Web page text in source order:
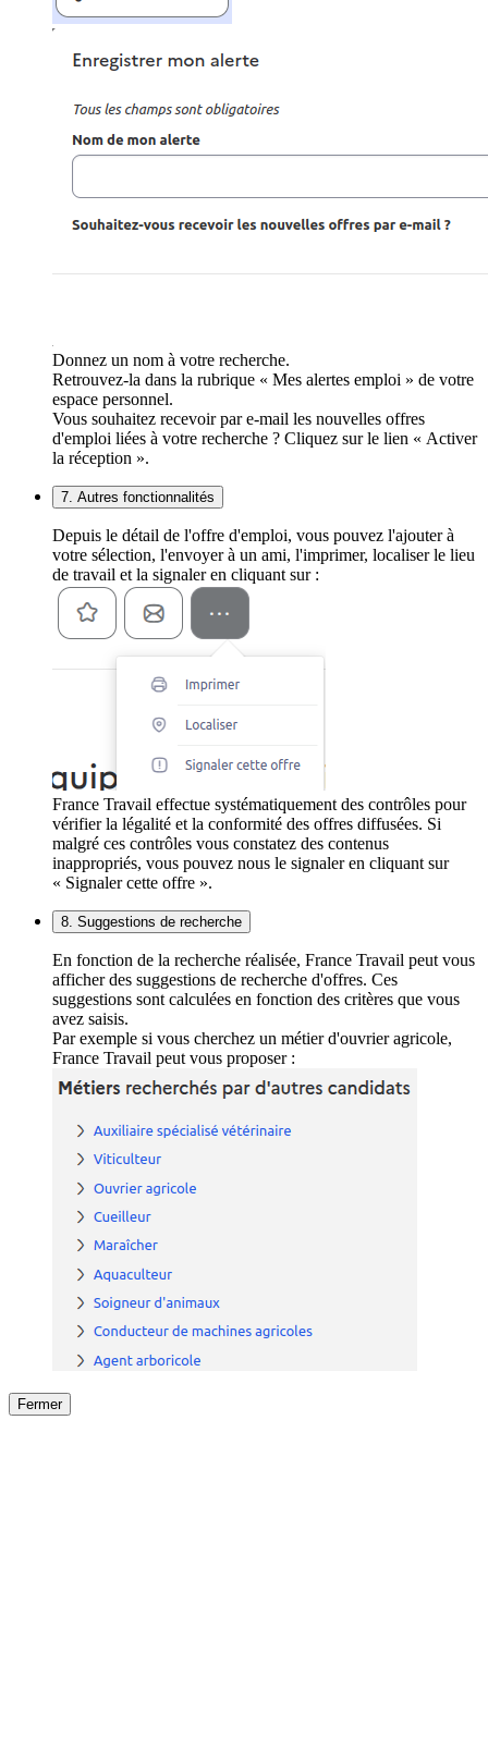
Donnez un nom à votre recherche.
Retrouvez-la dans la rubrique « Mes alertes emploi » de votre
espace personnel.
Vous souhaitez recevoir par e-mail les nouvelles offres
d'emploi liées à votre recherche ? Cliquez sur le lien « Activer
la réception ».
7. Autres fonctionnalités
Depuis le détail de l'offre d'emploi, vous pouvez l'ajouter à
votre sélection, l'envoyer à un ami, l'imprimer, localiser le lieu
de travail et la signaler en cliquant sur :
France Travail effectue systématiquement des contrôles pour
vérifier la légalité et la conformité des offres diffusées. Si
malgré ces contrôles vous constatez des contenus
inappropriés, vous pouvez nous le signaler en cliquant sur
« Signaler cette offre ».
8. Suggestions de recherche
En fonction de la recherche réalisée, France Travail peut vous
afficher des suggestions de recherche d'offres. Ces
suggestions sont calculées en fonction des critères que vous
avez saisis.
Par exemple si vous cherchez un métier d'ouvrier agricole,
France Travail peut vous proposer :
Fermer